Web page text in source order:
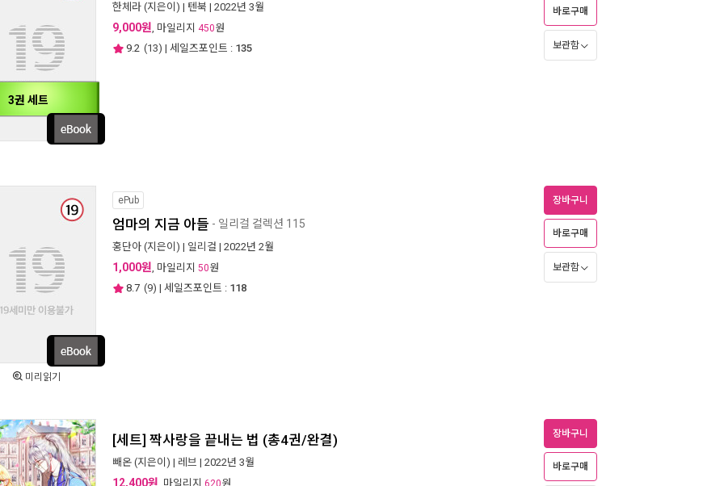
3권 세트
한체라 (지은이) | 텐북 | 2022년 3월
9,000원, 마일리지 450원
9.2 (13) | 세일즈포인트 : 135
바로구매
보관함
미리읽기
ePub
엄마의 지금 아들 - 일리걸 컬렉션 115
홍단아 (지은이) | 일리걸 | 2022년 2월
1,000원, 마일리지 50원
8.7 (9) | 세일즈포인트 : 118
장바구니
바로구매
보관함
[세트] 짝사랑을 끝내는 법 (총4권/완결)
빼온 (지은이) | 레브 | 2022년 3월
12,400원 , 마일리지 620원
장바구니
바로구매